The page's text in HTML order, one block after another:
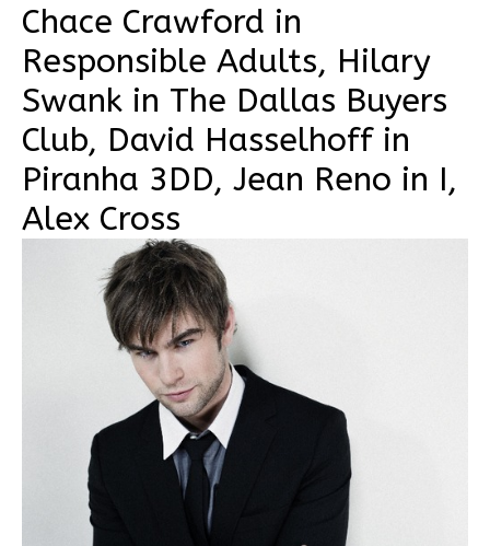
Chace Crawford in
Responsible Adults, Hilary
Swank in The Dallas Buyers
Club, David Hasselhoff in
Piranha 3DD, Jean Reno in I,
Alex Cross